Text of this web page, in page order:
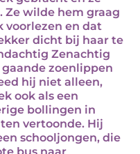
Ze wilde hem graag
voorlezen en dat
dicht bij haar te
Zenachtig
zoenlippen
hij niet alleen,
ook als een
bollingen in
vertoonde. Hij
schooljongen, die